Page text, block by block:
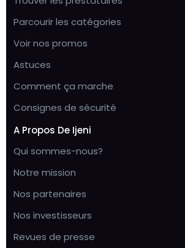
Parcourir les catégories
Voir nos promos
Astuces
Comment ça marche
Consignes de sécurité
A Propos De Ijeni
Qui sommes-nous?
Notre mission
Nos partenaires
Nos investisseurs
Revues de presse